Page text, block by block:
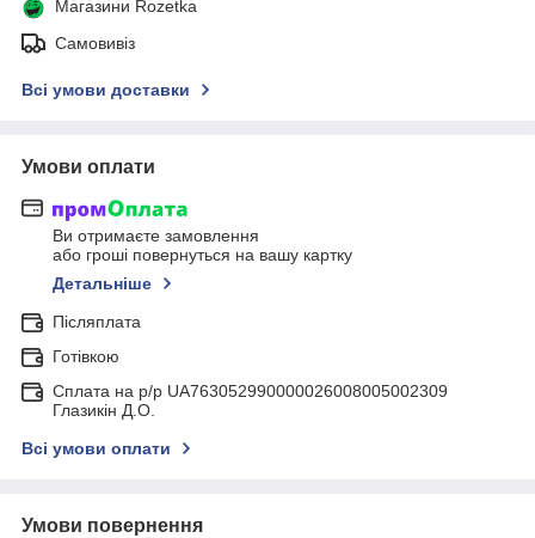
Магазини Rozetka
Самовивіз
Всі умови доставки
Умови оплати
Ви отримаєте замовлення
або гроші повернуться на вашу картку
Детальніше
Післяплата
Готівкою
Сплата на р/р UA763052990000026008005002309
Глазикін Д.О.
Всі умови оплати
Умови повернення